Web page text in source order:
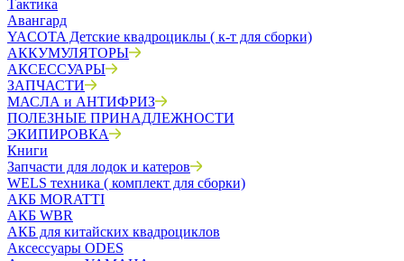
Тактика
Авангард
YACOTA Детские квадроциклы ( к-т для сборки)
АККУМУЛЯТОРЫ
АКСЕССУАРЫ
ЗАПЧАСТИ
МАСЛА и АНТИФРИЗ
ПОЛЕЗНЫЕ ПРИНАДЛЕЖНОСТИ
ЭКИПИРОВКА
Книги
Запчасти для лодок и катеров
WELS техника ( комплект для сборки)
АКБ MORATTI
АКБ WBR
АКБ для китайских квадроциклов
Аксессуары ODES